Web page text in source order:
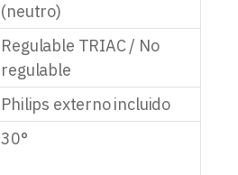
(neutro)
Regulable TRIAC / No
regulable
Philips externo incluido
30°